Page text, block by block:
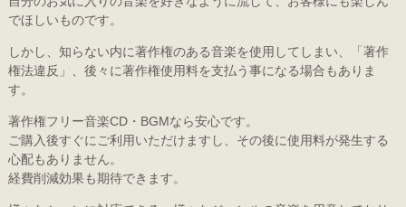
でほしいものです。
しかし、知らない内に著作権のある音楽を使用してしまい、「著作
権法違反」、後々に著作権使用料を支払う事になる場合もありま
す。
著作権フリー音楽CD・BGMなら安心です。
ご購入後すぐにご利用いただけますし、その後に使用料が発生する
心配もありません。
経費削減効果も期待できます。